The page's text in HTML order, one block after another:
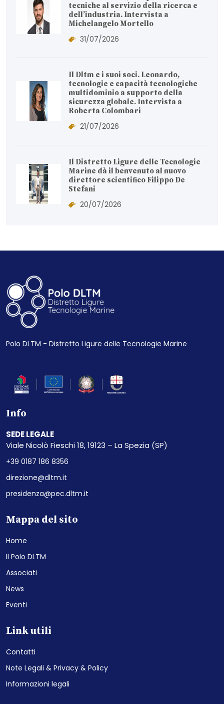
tecniche al servizio della ricerca e
dell’industria. Intervista a
Michelangelo Mortello
31/07/2026
Il Dltm e i suoi soci. Leonardo,
tecnologie e capacità tecnologiche
multidominio a supporto della
sicurezza globale. Intervista a
Roberta Colombari
21/07/2026
Il Distretto Ligure delle Tecnologie
Marine dà il benvenuto al nuovo
direttore scientifico Filippo De
Stefani
20/07/2026
Polo DLTM - Distretto Ligure delle Tecnologie Marine
Info
SEDE LEGALE
Viale Nicolò Fieschi 18, 19123 – La Spezia (SP)
+39 0187 186 8356
direzione@dltm.it
presidenza@pec.dltm.it
Mappa del sito
Home
Il Polo DLTM
Associati
News
Eventi
Link utili
Contatti
Note Legali & Privacy & Policy
Informazioni legali